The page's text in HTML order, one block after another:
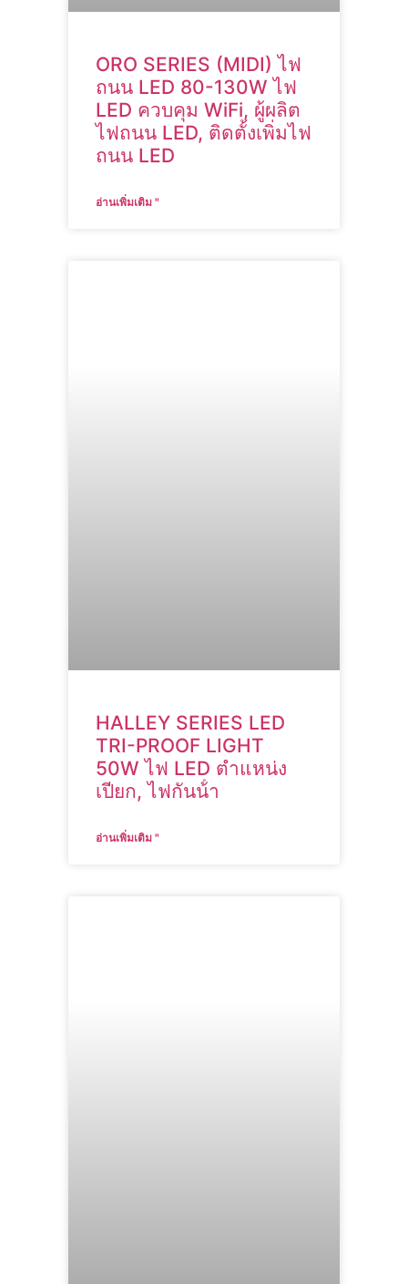
ORO SERIES (MIDI) ไฟ
ถนน LED 80-130W ไฟ
LED ควบคุม WiFi, ผู้ผลิต
ไฟถนน LED, ติดตั้งเพิ่มไฟ
ถนน LED
อ่านเพิ่มเติม "
HALLEY SERIES LED
TRI-PROOF LIGHT
50W ไฟ LED ตําแหน่ง
เปียก, ไฟกันน้ํา
อ่านเพิ่มเติม "